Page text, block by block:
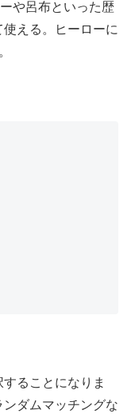
や呂布といった歴
える。ヒーローに
ることになりま
ダムマッチングな